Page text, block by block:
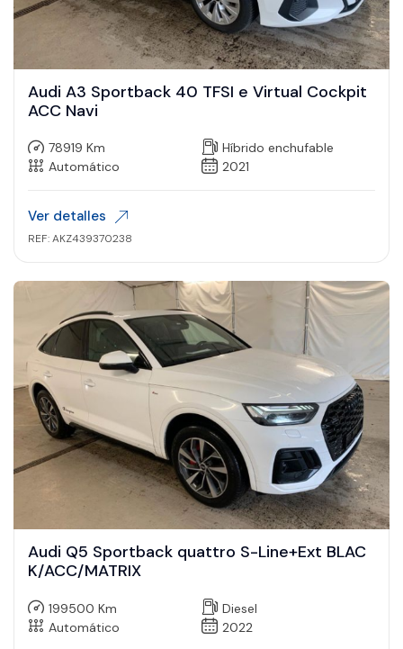
Audi A3 Sportback 40 TFSI e Virtual Cockpit
ACC Navi
78919 Km
Híbrido enchufable
Automático
2021
Ver detalles
REF: AKZ439370238
Audi Q5 Sportback quattro S-Line+Ext BLAC
K/ACC/MATRIX
199500 Km
Diesel
Automático
2022